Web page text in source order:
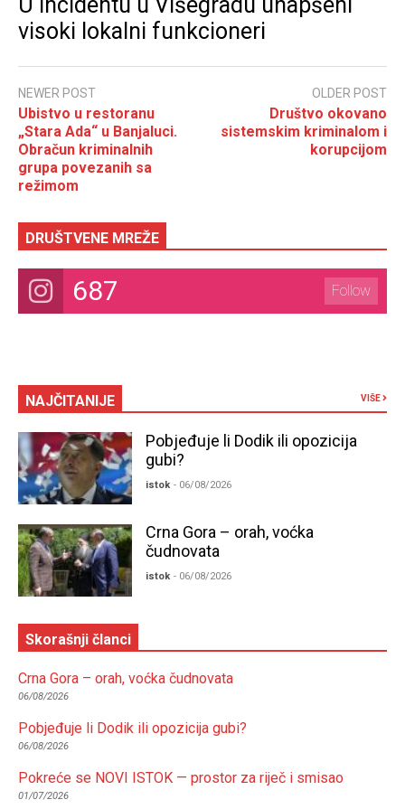
visoki lokalni funkcioneri
NEWER POST
Ubistvo u restoranu
„Stara Ada“ u Banjaluci.
Obračun kriminalnih
grupa povezanih sa
režimom
OLDER POST
Društvo okovano
sistemskim kriminalom i
korupcijom
DRUŠTVENE MREŽE
687 Follow
NAJČITANIJE VIŠE
Pobjeđuje li Dodik ili opozicija
gubi?
istok - 06/08/2026
Crna Gora – orah, voćka
čudnovata
istok - 06/08/2026
Skorašnji članci
Crna Gora – orah, voćka čudnovata
06/08/2026
Pobjeđuje li Dodik ili opozicija gubi?
06/08/2026
Pokreće se NOVI ISTOK — prostor za riječ i smisao
01/07/2026